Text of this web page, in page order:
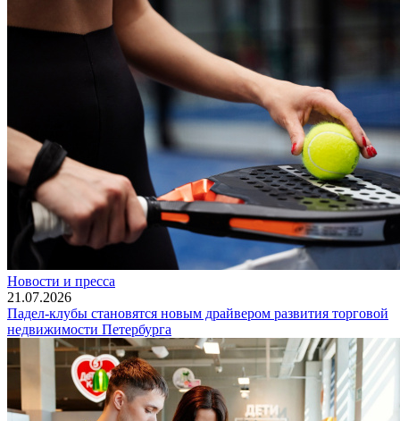
Новости и пресса
21.07.2026
Падел-клубы становятся новым драйвером развития торговой
недвижимости Петербурга